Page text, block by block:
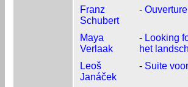
Franz
Schubert
-
Maya
Verlaak
- Looking
het
Leoš
Janáček
- Suite